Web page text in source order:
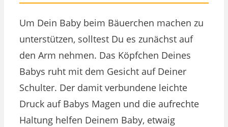
Um Dein Baby beim Bäuerchen machen zu
unterstützen, solltest Du es zunächst auf
den Arm nehmen. Das Köpfchen Deines
Babys ruht mit dem Gesicht auf Deiner
Schulter. Der damit verbundene leichte
Druck auf Babys Magen und die aufrechte
Haltung helfen Deinem Baby, etwaig